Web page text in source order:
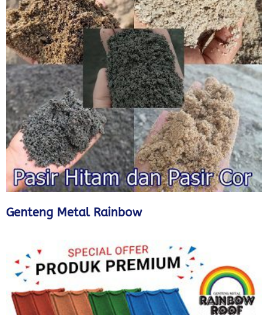
Genteng Metal Rainbow